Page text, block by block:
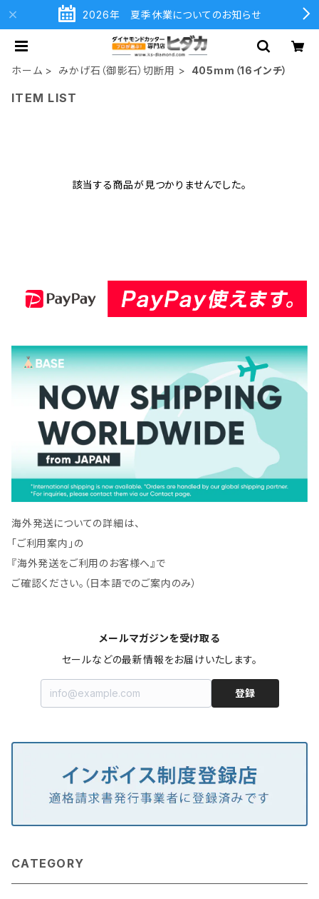
2026年 夏季休業についてのお知らせ
ホーム みかげ石（御影石）切断用 405mm（16インチ）
ITEM LIST
該当する商品が見つかりませんでした。
海外発送についての詳細は、
「ご利用案内」の
『海外発送をご利用のお客様へ』で
ご確認ください。（日本語でのご案内のみ）
メールマガジンを受け取る
セールなどの最新情報をお届けいたします。
登録
CATEGORY